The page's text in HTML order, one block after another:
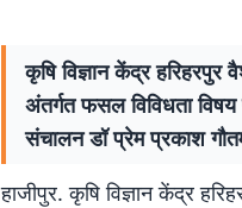
कृषि विज्ञान केंद्र
अंतर्गत फसल विविधता
संचालन डॉ प्रेम प्रकाश
हाजीपुर. कृषि विज्ञान केंद्र